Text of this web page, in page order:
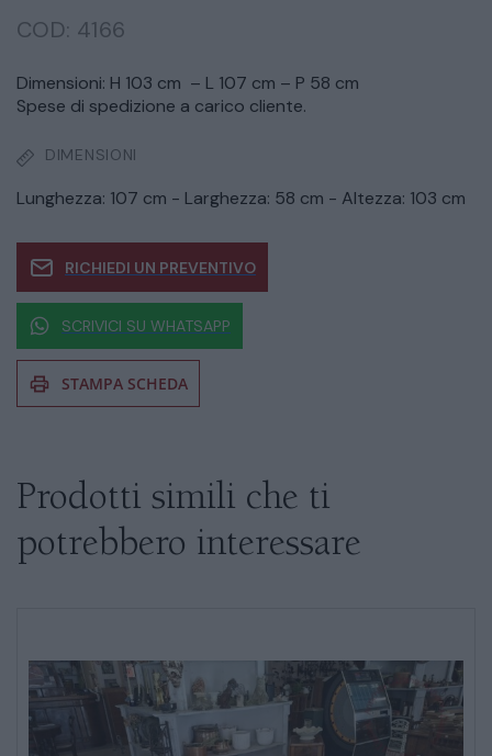
COD: 4166
Dimensioni: H 103 cm – L 107 cm – P 58 cm
Spese di spedizione a carico cliente.
DIMENSIONI
Lunghezza: 107 cm - Larghezza: 58 cm - Altezza: 103 cm
RICHIEDI UN PREVENTIVO
SCRIVICI SU WHATSAPP
STAMPA SCHEDA
esitate a chiedere informazioni
Prodotti simili che ti
potrebbero interessare